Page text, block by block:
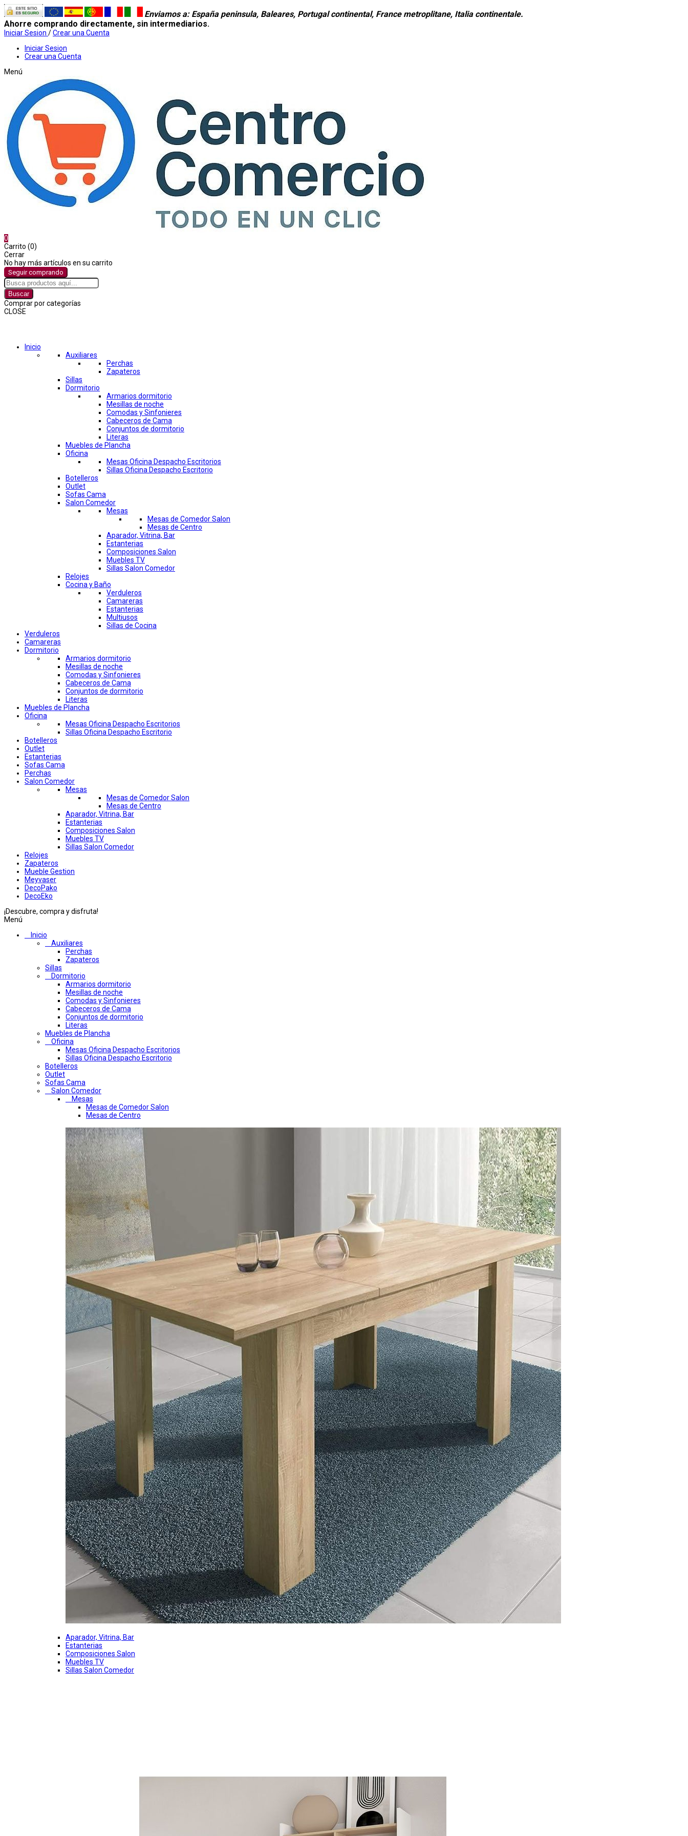
Enviamos a: España peninsula, Baleares, Portugal continental, France metroplitane, Italia continentale.
Ahorre comprando directamente, sin intermediarios.
Iniciar Sesion /Crear una Cuenta
Iniciar Sesion
Crear una Cuenta
Menú
0
Carrito (0)
Cerrar
No hay más artículos en su carrito
Seguir comprando
Buscar
Comprar por categorías
CLOSE
Inicio
Auxiliares
Perchas
Zapateros
Sillas
Dormitorio
Armarios dormitorio
Mesillas de noche
Comodas y Sinfonieres
Cabeceros de Cama
Conjuntos de dormitorio
Literas
Muebles de Plancha
Oficina
Mesas Oficina Despacho Escritorios
Sillas Oficina Despacho Escritorio
Botelleros
Outlet
Sofas Cama
Salon Comedor
Mesas
Mesas de Comedor Salon
Mesas de Centro
Aparador, Vitrina, Bar
Estanterias
Composiciones Salon
Muebles TV
Sillas Salon Comedor
Relojes
Cocina y Baño
Verduleros
Camareras
Estanterias
Multiusos
Sillas de Cocina
Verduleros
Camareras
Dormitorio
Armarios dormitorio
Mesillas de noche
Comodas y Sinfonieres
Cabeceros de Cama
Conjuntos de dormitorio
Literas
Muebles de Plancha
Oficina
Mesas Oficina Despacho Escritorios
Sillas Oficina Despacho Escritorio
Botelleros
Outlet
Estanterias
Sofas Cama
Perchas
Salon Comedor
Mesas
Mesas de Comedor Salon
Mesas de Centro
Aparador, Vitrina, Bar
Estanterias
Composiciones Salon
Muebles TV
Sillas Salon Comedor
Relojes
Zapateros
Mueble Gestion
Meyvaser
DecoPako
DecoEko
¡Descubre, compra y disfruta!
Menú
Inicio
Auxiliares
Perchas
Zapateros
Sillas
Dormitorio
Armarios dormitorio
Mesillas de noche
Comodas y Sinfonieres
Cabeceros de Cama
Conjuntos de dormitorio
Literas
Muebles de Plancha
Oficina
Mesas Oficina Despacho Escritorios
Sillas Oficina Despacho Escritorio
Botelleros
Outlet
Sofas Cama
Salon Comedor
Mesas
Mesas de Comedor Salon
Mesas de Centro
Aparador, Vitrina, Bar
Estanterias
Composiciones Salon
Muebles TV
Sillas Salon Comedor